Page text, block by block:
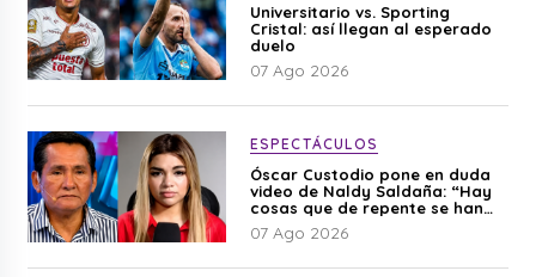
Universitario vs. Sporting
Cristal: así llegan al esperado
duelo
07 Ago 2026
ESPECTÁCULOS
Óscar Custodio pone en duda
video de Naldy Saldaña: “Hay
cosas que de repente se han
editado”
07 Ago 2026